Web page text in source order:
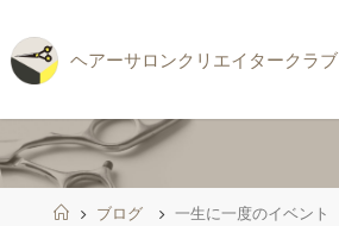
ン
テ
へ
ス
ヘアーサロ ンク リ エイ タークラブ
ホ
ブログ 一生に一度のイベント